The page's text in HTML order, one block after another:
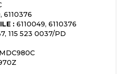
6110376
: 6110049, 6110376
115 523 0037/PD